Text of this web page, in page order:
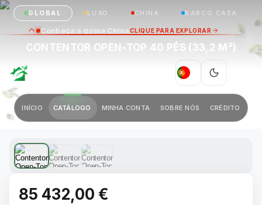
GLOBAL LUXO CHINA BARCO CASA
PT
INÍCIO CATÁLOGO MINHA CONTA SOBRE NÓS CRÉDITO
CONTENTOR OPEN-TOP 40 PÉS (33,2 M²)
1 / 3
85 432,00 €
Conheça a gama ChinaCLIQUE PARA EXPLORAR